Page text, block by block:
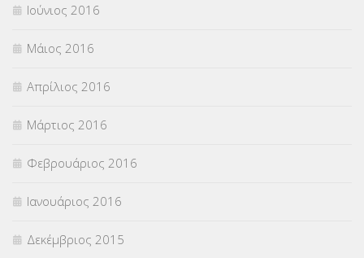
Ιούνιος 2016
Μάιος 2016
Απρίλιος 2016
Μάρτιος 2016
Φεβρουάριος 2016
Ιανουάριος 2016
Δεκέμβριος 2015